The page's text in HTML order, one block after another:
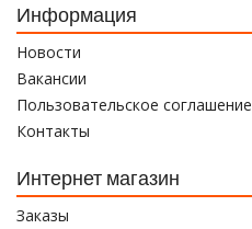
Информация
Новости
Вакансии
Пользовательское соглашение
Контакты
Интернет магазин
Заказы